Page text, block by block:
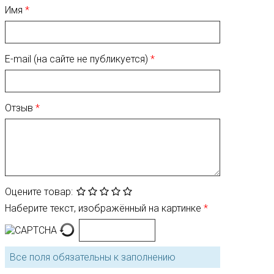
Имя
E-mail (на сайте не публикуется)
Отзыв
Оцените товар:
Наберите текст, изображённый на картинке
Все поля обязательны к заполнению